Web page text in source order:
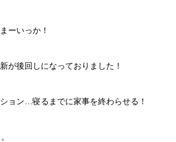
ーいっか！
が後回しになっておりました！
ョン…寝るまでに家事を終わらせる！